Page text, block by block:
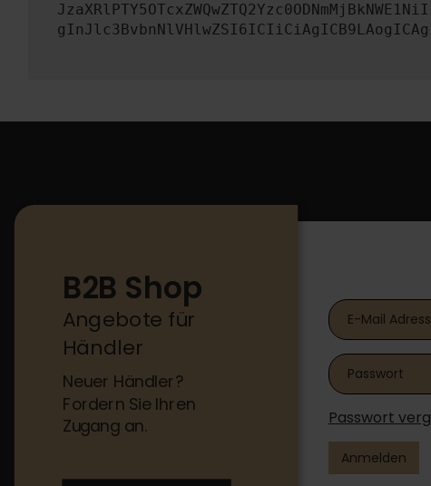
B2B Shop
Angebote für
Händler
Neuer Händler?
Fordern Sie Ihren
Zugang an. Passwort
Anmelden